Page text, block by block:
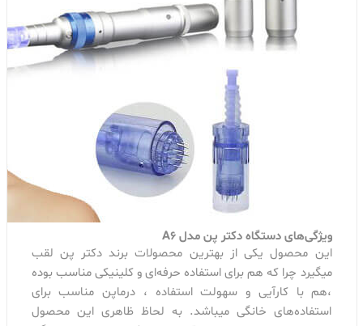
ویژگی‌های دستگاه دکتر پن مدل A6
این محصول یکی از بهترین محصولات برند دکتر پن لقب
میگیرد چرا که هم برای استفاده حرفه‌ای و کلینیکی مناسب بوده
،هم با کارآیی و سهولت استفاده ، درماپن مناسب برای
استفاده‌های خانگی میباشد. به لحاظ ظاهری این محصول